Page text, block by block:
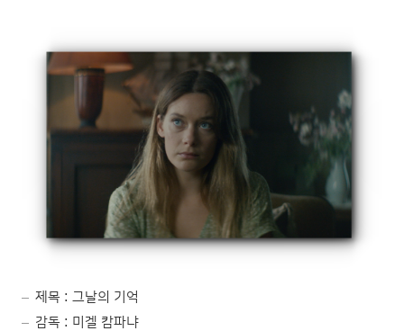
제목 : 그날의 기억
감독 : 미겔 캄파냐